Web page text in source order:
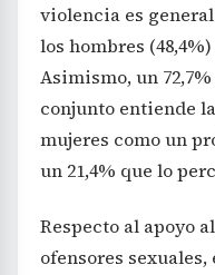
violencia es
los hombres
Asimismo, un
conjunto entiende
mujeres como un
un 21,4% que lo
Respecto al apoyo
ofensores